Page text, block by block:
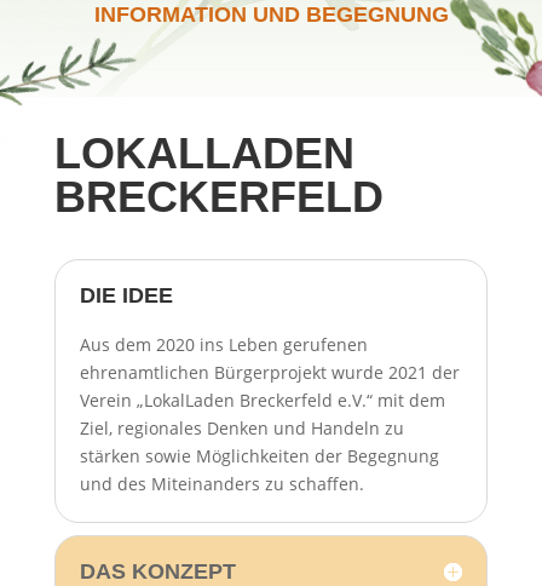
INFORMATION UND BEGEGNUNG
LOKALLADEN
BRECKERFELD
DIE IDEE
Aus dem 2020 ins Leben gerufenen
ehrenamtlichen Bürgerprojekt wurde 2021 der
Verein „LokalLaden Breckerfeld e.V.“ mit dem
Ziel, regionales Denken und Handeln zu
stärken sowie Möglichkeiten der Begegnung
und des Miteinanders zu schaffen.
DAS KONZEPT